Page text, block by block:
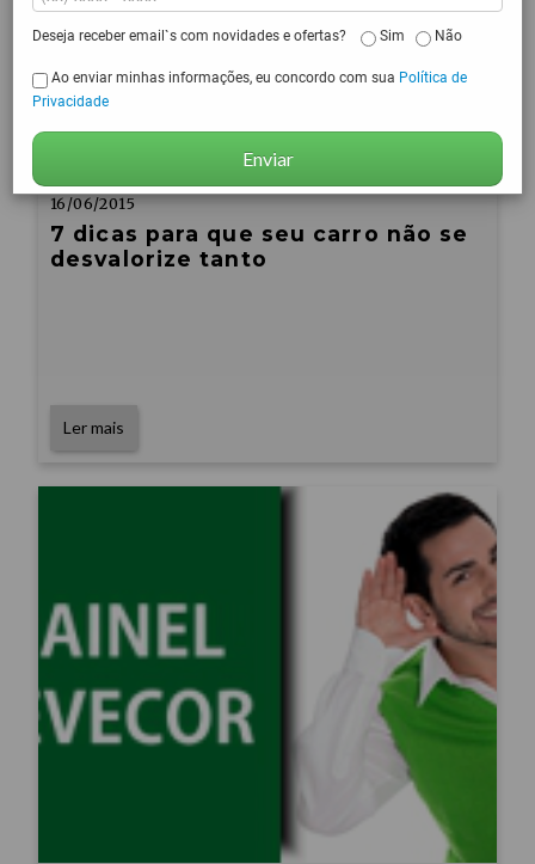
16/06/2015
7 dicas para que seu carro não se
desvalorize tanto
Ler mais
Deseja receber email`s com novidades e ofertas? Sim Não
Ao enviar minhas informações, eu concordo com sua Política de
Privacidade
Enviar